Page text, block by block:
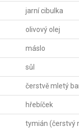
jarní cibulka
olivový olej
máslo
sůl
čerstvě mletý
hřebíček
tymián (čerstvý